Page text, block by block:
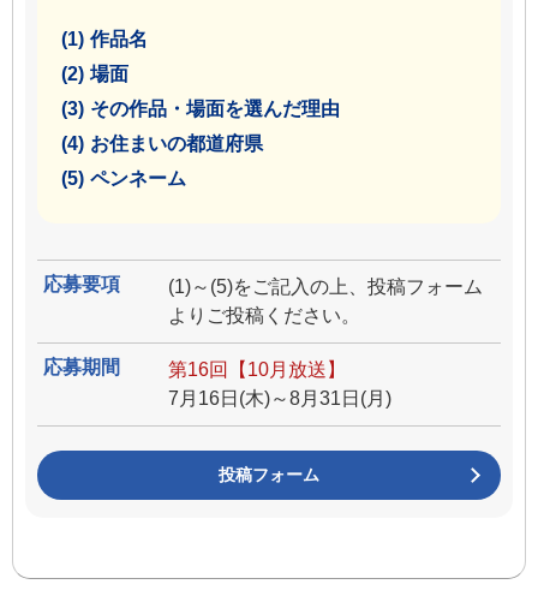
(1) 作品名
(2) 場面
(3) その作品・場面を選んだ理由
(4) お住まいの都道府県
(5) ペンネーム
応募要項
(1)～(5)をご記入の上、投稿フォーム
よりご投稿ください。
応募期間
第16回【10月放送】
7月16日(木)～8月31日(月)
投稿フォーム